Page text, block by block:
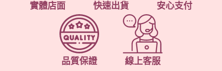
實體店面 快速出貨 安心支付
品質保證 線上客服